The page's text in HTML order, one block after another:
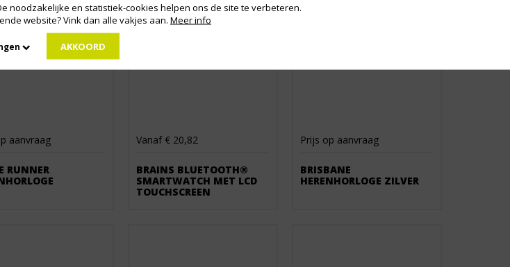
aanvraag
RUNNER
Vanaf € 20,82
BRAINS BLUETOOTH®
SMARTWATCH MET LCD
TOUCHSCREEN
Prijs op aanvraag
BRISBANE
HERENHORLOGE ZILVER
noodzakelijke en statistiek-cookies helpen ons de site te verbeteren.
website? Vink dan alle vakjes aan. Meer info
AKKOORD